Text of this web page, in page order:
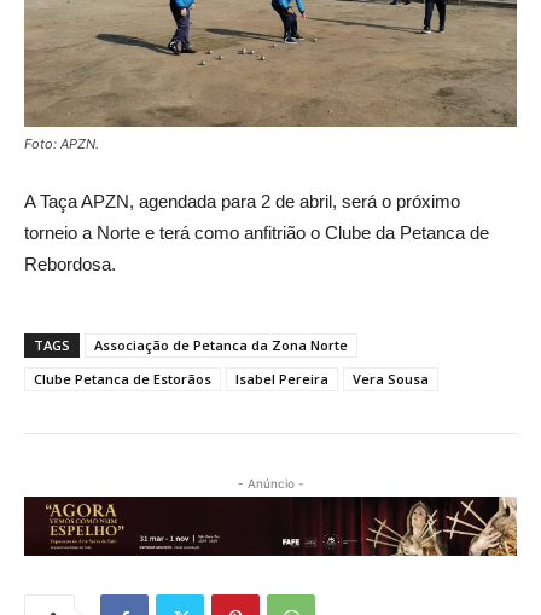
Foto: APZN.
A Taça APZN, agendada para 2 de abril, será o próximo
torneio a Norte e terá como anfitrião o Clube da Petanca de
Rebordosa.
TAGS
Associação de Petanca da Zona Norte
Clube Petanca de Estorãos
Isabel Pereira Vera Sousa
- Anúncio -